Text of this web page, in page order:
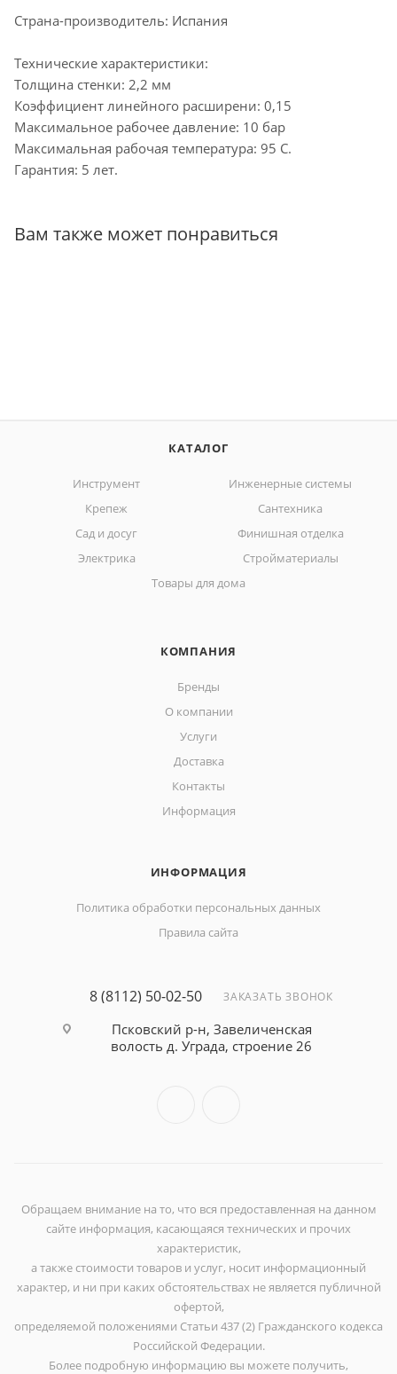
Страна-производитель: Испания
Технические характеристики:
Толщина стенки: 2,2 мм
Коэффициент линейного расширени: 0,15
Максимальное рабочее давление: 10 бар
Максимальная рабочая температура: 95 С.
Гарантия: 5 лет.
Вам также может понравиться
КАТАЛОГ
Инструмент
Инженерные системы
Крепеж
Сантехника
Сад и досуг
Финишная отделка
Электрика
Стройматериалы
Товары для дома
КОМПАНИЯ
Бренды
О компании
Услуги
Доставка
Контакты
Информация
ИНФОРМАЦИЯ
Политика обработки персональных данных
Правила сайта
8 (8112) 50-02-50 ЗАКАЗАТЬ ЗВОНОК
Псковский р-н, Завеличенская
волость д. Уграда, строение 26
Обращаем внимание на то, что вся предоставленная на данном
сайте информация, касающаяся технических и прочих
характеристик,
а также стоимости товаров и услуг, носит информационный
характер, и ни при каких обстоятельствах не является публичной
офертой,
определяемой положениями Статьи 437 (2) Гражданского кодекса
Российской Федерации.
Более подробную информацию вы можете получить,